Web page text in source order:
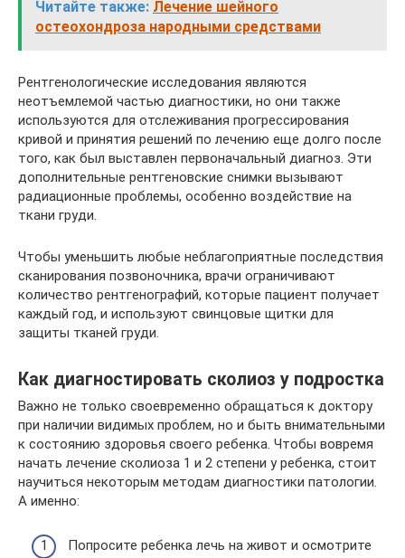
Читайте также: Лечение шейного
остеохондроза народными средствами
Рентгенологические исследования являются
неотъемлемой частью диагностики, но они также
используются для отслеживания прогрессирования
кривой и принятия решений по лечению еще долго после
того, как был выставлен первоначальный диагноз. Эти
дополнительные рентгеновские снимки вызывают
радиационные проблемы, особенно воздействие на
ткани груди.
Чтобы уменьшить любые неблагоприятные последствия
сканирования позвоночника, врачи ограничивают
количество рентгенографий, которые пациент получает
каждый год, и используют свинцовые щитки для
защиты тканей груди.
Как диагностировать сколиоз у подростка
Важно не только своевременно обращаться к доктору
при наличии видимых проблем, но и быть внимательными
к состоянию здоровья своего ребенка. Чтобы вовремя
начать лечение сколиоза 1 и 2 степени у ребенка, стоит
научиться некоторым методам диагностики патологии.
А именно:
Попросите ребенка лечь на живот и осмотрите